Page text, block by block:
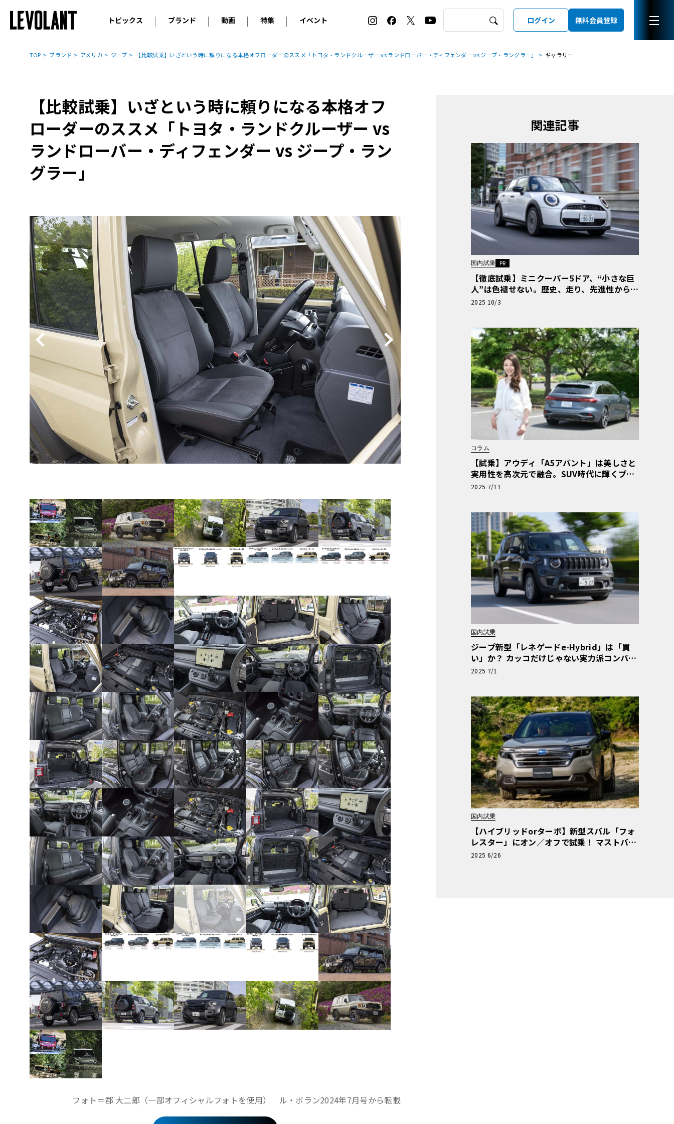
トピックス
ニュース
コラム
ブランド
輸入車 アウディ BMW
アルピナ
プジョー
ルノー
アバルト
アルファ・ロメオ
ランボルギーニ
マセラティ
アストン・マーティン
ベントレー
ケータハム
ジャガー
ジープ
テスラ
ヒョンデ
その他
国産車 レクサス トヨタ
日産
ホンダ
スバル
マツダ
三菱
ダイハツ
スズキ
光岡
その他
動画
オリジナル動画
特集
2026 サマータイヤ＆ホイール バイヤーズガイド
ホイールカタログ
タイヤ特集
イベント
ル・ボラン カーズ・ミート2026横浜
EV:LIFE KOBE 2025
ル・ボラン カーズ・ミート2025横浜
ログイン 無料会員登録
TOP ブランド アメリカ ジープ 【比較試乗】いざという時に頼りになる本格オフローダーのススメ「トヨタ・ランドクルーザー vs ランドローバー・ディフェンダー vs ジープ・ラングラー」 ギャラリー
【比較試乗】いざという時に頼りになる本格オフ
ローダーのススメ「トヨタ・ランドクルーザー vs
ランドローバー・ディフェンダー vs ジープ・ラン
グラー」
フォト＝郡 大二郎（一部オフィシャルフォトを使用） ル・ボラン2024年7月号から転載
関連記事
国内試乗 PR
【徹底試乗】ミニクーパー5ドア、“小さな巨
人”は色褪せない。歴史、走り、先進性から解
剖【PR】
2025 10/3
コラム
【試乗】アウディ「A5アバント」は美しさと
実用性を高次元で融合。SUV時代に輝くプレ
ミアムワゴンの真価【黒木美珠の輸入車デビ
2025 7/11
国内試乗
ジープ新型「レネゲードe-Hybrid」は「買
い」か？ カッコだけじゃない実力派コンパク
トSUVに試乗してみた
2025 7/1
国内試乗
【ハイブリッドorターボ】新型スバル「フォ
レスター」にオン／オフで試乗！ マストバイ
モデルはどちら？
2025 6/26